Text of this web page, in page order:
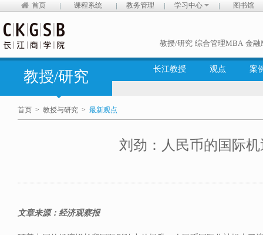
首页 课程系统 教务管理 学习中心 图书馆
教授/研究 综合管理MBA 金融
教授/研究 长江教授 观点 案
首页 > 教授与研究 > 最新观点
刘劲：人民币的国际机
文章来源： 经济观察报